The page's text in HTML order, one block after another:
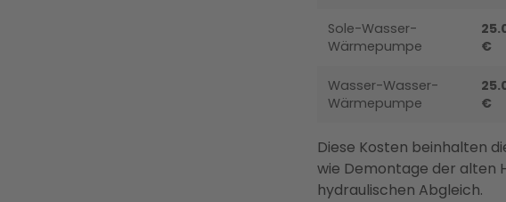
Sole-Wasser-
Wärmepumpe
€
Wasser-Wasser-
Wärmepumpe
€
Diese Kosten beinhalten
wie Demontage der alten
hydraulischen Abgleich.